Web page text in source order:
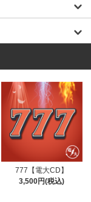
777【電大CD】
3,500円(税込)